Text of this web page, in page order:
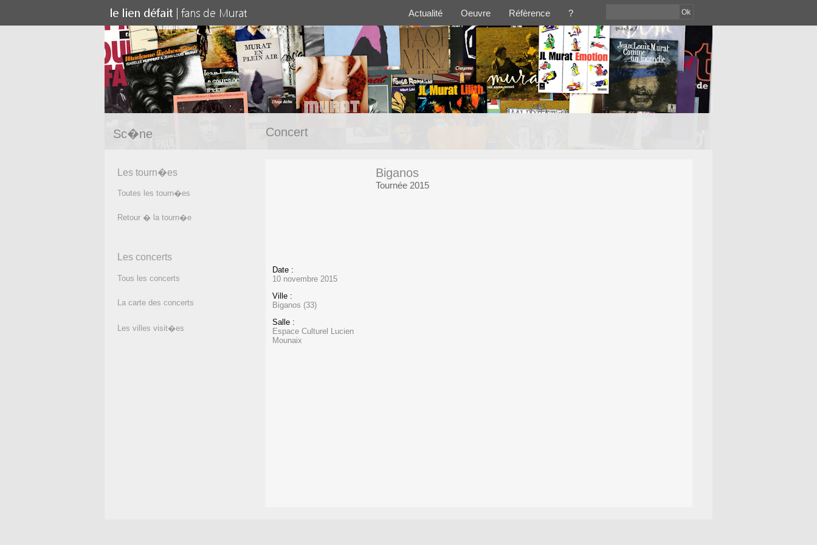
Sc�ne Concert
Les tourn�es
Toutes les tourn�es
Retour � la tourn�e
Les concerts
Tous les concerts
La carte des concerts
Les villes visit�es
Date :
10 novembre 2015
Ville :
Biganos (33)
Salle :
Espace Culturel Lucien
Mounaix
Biganos
Tournée 2015
Ok
Actualité Oeuvre Réfèrence ?